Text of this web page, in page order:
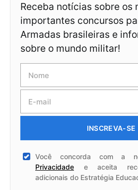
Receba notícias sobre os
importantes concursos
Armadas brasileiras e
sobre o mundo militar!
INSCREVA-SE
Você concorda com a
Privacidade e aceita
adicionais do Estratégia